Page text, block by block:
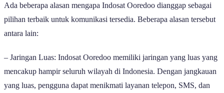
Ada beberapa alasan mengapa Indosat Ooredoo dianggap sebagai
pilihan terbaik untuk komunikasi tersedia. Beberapa alasan tersebut
antara lain:
– Jaringan Luas: Indosat Ooredoo memiliki jaringan yang luas yang
mencakup hampir seluruh wilayah di Indonesia. Dengan jangkauan
yang luas, pengguna dapat menikmati layanan telepon, SMS, dan